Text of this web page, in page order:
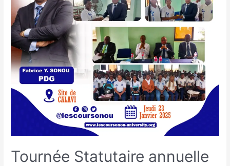
Tournée Statutaire annuelle